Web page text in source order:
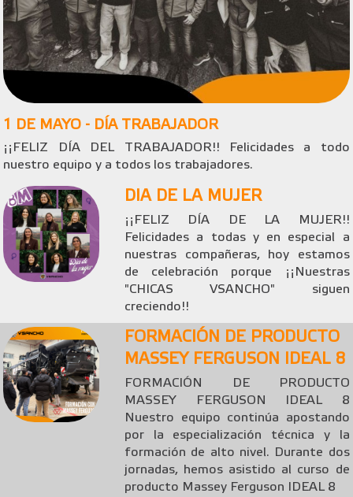
1 DE MAYO - DÍA TRABAJADOR
¡¡FELIZ DÍA DEL TRABAJADOR!! Felicidades a todo
nuestro equipo y a todos los trabajadores.
DIA DE LA MUJER
¡¡FELIZ DÍA DE LA MUJER!!
Felicidades a todas y en especial a
nuestras compañeras, hoy estamos
de celebración porque ¡¡Nuestras
"CHICAS VSANCHO" siguen
creciendo!!
FORMACIÓN DE PRODUCTO
MASSEY FERGUSON IDEAL 8
FORMACIÓN DE PRODUCTO
MASSEY FERGUSON IDEAL 8
Nuestro equipo continúa apostando
por la especialización técnica y la
formación de alto nivel. Durante dos
jornadas, hemos asistido al curso de
producto Massey Ferguson IDEAL 8